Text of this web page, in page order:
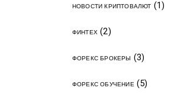
НОВОСТИ КРИПТОВАЛЮТ (1)
ФИНТЕХ (2)
ФОРЕКС БРОКЕРЫ (3)
ФОРЕКС ОБУЧЕНИЕ(5)